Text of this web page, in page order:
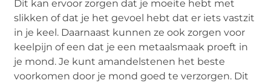
Dit kan ervoor zorgen dat je moeite hebt met
slikken of dat je het gevoel hebt dat er iets vastzit
in je keel. Daarnaast kunnen ze ook zorgen voor
keelpijn of een dat je een metaalsmaak proeft in
je mond. Je kunt amandelstenen het beste
voorkomen door je mond goed te verzorgen. Dit